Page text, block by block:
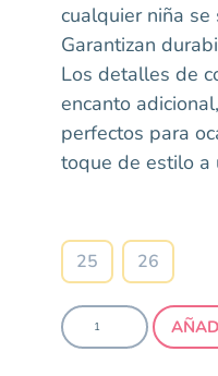
cualquier niña
Garantizan
Los detalles de
encanto
perfectos para
toque de estilo a
25 26